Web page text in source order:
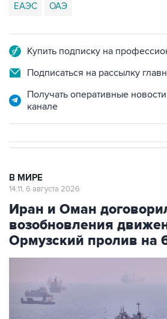
ЕАЭС ОАЭ
Купить подписку на
Подписаться на рассылку
Получать оперативные
канале
В МИРЕ
14:11, 6 августа 2026
Иран и Оман
возобновления
Ормузский пролив на